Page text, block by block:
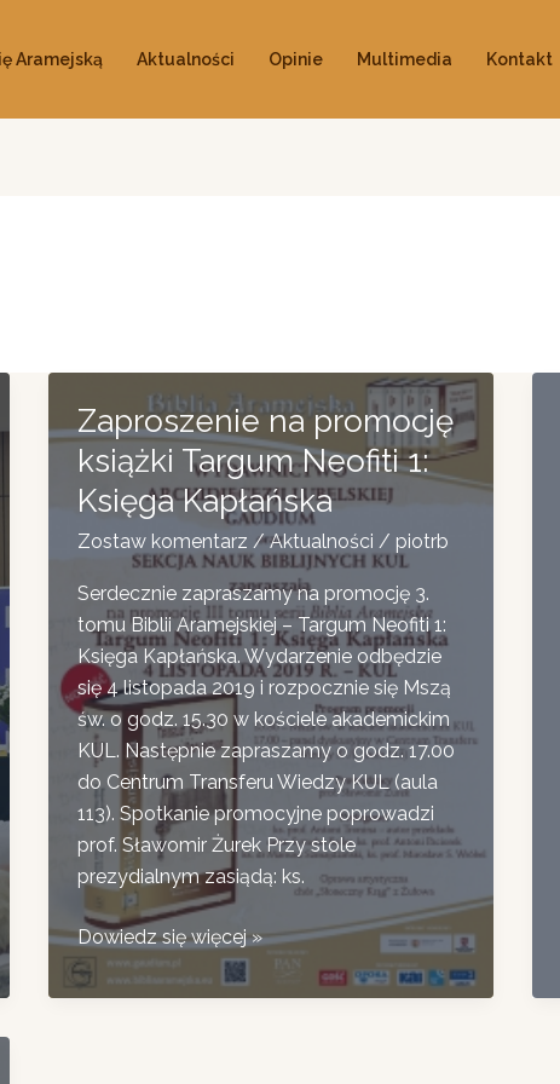
Aramejską Aktualności Opinie Multimedia Kontakt
Zaproszenie na promocję
książki Targum Neofiti 1:
Księga Kapłańska
Zostaw komentarz /Aktualności / piotrb
Serdecznie zapraszamy na promocję 3.
tomu Biblii Aramejskiej – Targum Neofiti 1:
Księga Kapłańska. Wydarzenie odbędzie
się 4 listopada 2019 i rozpocznie się Mszą
św. o godz. 15.30 w kościele akademickim
KUL. Następnie zapraszamy o godz. 17.00
do Centrum Transferu Wiedzy KUL (aula
113). Spotkanie promocyjne poprowadzi
prof. Sławomir Żurek Przy stole
prezydialnym zasiądą: ks.
Zaproszenie
na
promocję
Dowiedz się więcej »